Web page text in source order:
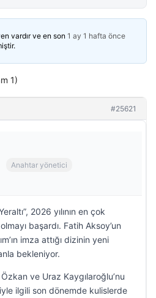
vardır ve en son 1 ay 1 hafta önce
1)
#25621
Anahtar yönetici
2026 yılının en çok
başardı. Fatih Aksoy’un
imza attığı dizinin yeni
bekleniyor.
ve Uraz Kaygılaroğlu’nu
ilgili son dönemde kulislerde